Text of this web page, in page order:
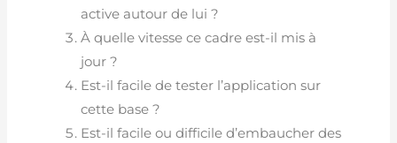
active autour de lui ?
À quelle vitesse ce cadre est-il mis à
jour ?
Est-il facile de tester l’application sur
cette base ?
Est-il facile ou difficile d’embaucher des